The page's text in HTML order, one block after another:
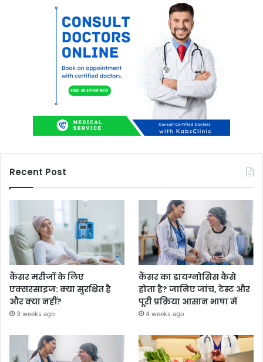
Recent Post
कैंसर मरीजों के लिए
एक्सरसाइज: क्या सुरक्षित है
और क्या नहीं?
3 weeks ago
कैंसर का डायग्नोसिस कैसे
होता है? जानिए जांच, टेस्ट और
पूरी प्रक्रिया आसान भाषा में
4 weeks ago